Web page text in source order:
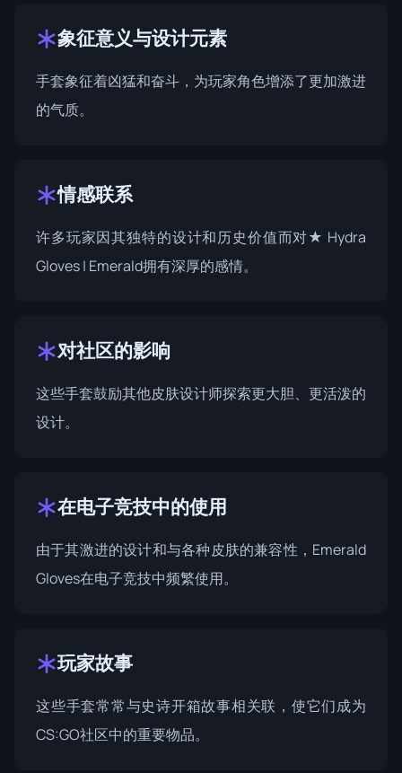
象征意义与设计元素
手套象征着凶猛和奋斗，为玩家角色增添了更加激进
的气质。
情感联系
许多玩家因其独特的设计和历史价值而对★ Hydra
Gloves | Emerald拥有深厚的感情。
对社区的影响
这些手套鼓励其他皮肤设计师探索更大胆、更活泼的
设计。
在电子竞技中的使用
由于其激进的设计和与各种皮肤的兼容性，Emerald
Gloves在电子竞技中频繁使用。
玩家故事
这些手套常常与史诗开箱故事相关联，使它们成为
CS:GO社区中的重要物品。